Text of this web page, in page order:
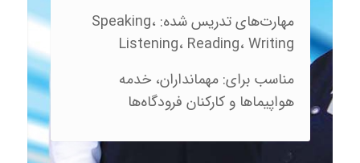
مهارت‌های تدریس شده: Speaking،
Listening، Reading، Writing
مناسب برای: مهمانداران، خدمه
هواپیماها و کارکنان فرودگاه‌ها